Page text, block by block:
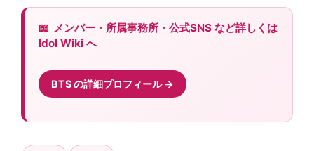
メンバー・所属事務所・公式SNS など詳しくは
Idol Wiki へ
BTS の詳細プロフィール